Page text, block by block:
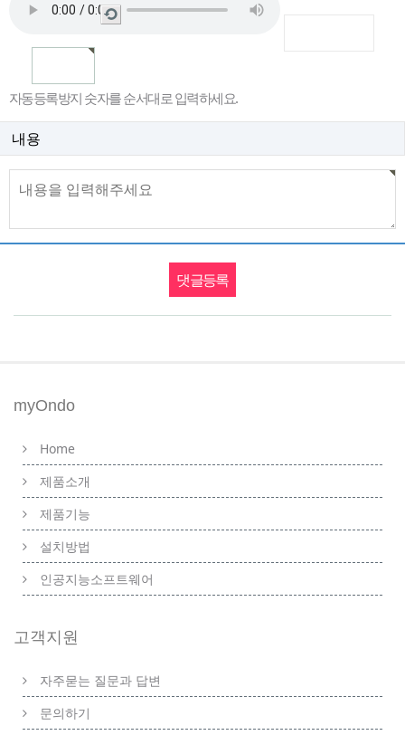
새
자동등록방지 숫자를 순서대로 입력하세요.
내용
myOndo
Home
제품소개
제품기능
설치방법
인공지능소프트웨어
고객지원
자주묻는 질문과 답변
문의하기